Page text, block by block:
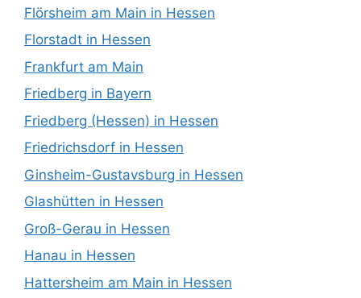
Flörsheim am Main in Hessen
Florstadt in Hessen
Frankfurt am Main
Friedberg in Bayern
Friedberg (Hessen) in Hessen
Friedrichsdorf in Hessen
Ginsheim-Gustavsburg in Hessen
Glashütten in Hessen
Groß-Gerau in Hessen
Hanau in Hessen
Hattersheim am Main in Hessen